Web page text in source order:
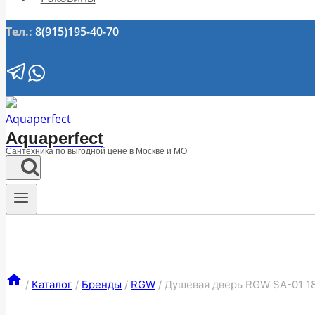
Тел.: 8(915)195-40-70
Aquaperfect
Сантехника по выгодной цене в Москве и МО
/ Каталог / Бренды / RGW / Душевая дверь RGW SA-01